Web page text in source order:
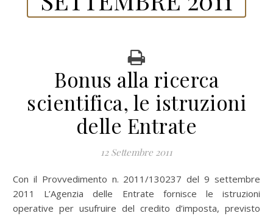
Bonus alla ricerca
scientifica, le istruzioni
delle Entrate
12 Settembre 2011
Con il Provvedimento n. 2011/130237 del 9 settembre
2011 L’Agenzia delle Entrate fornisce le istruzioni
operative per usufruire del credito d’imposta, previsto